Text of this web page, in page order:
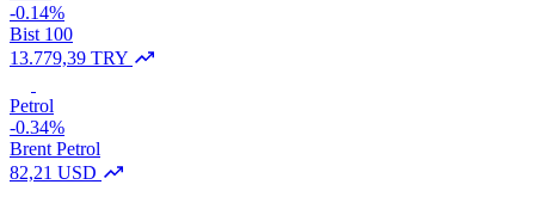
-0.14%
Bist 100
13.779,39 TRY
Petrol
-0.34%
Brent Petrol
82,21 USD